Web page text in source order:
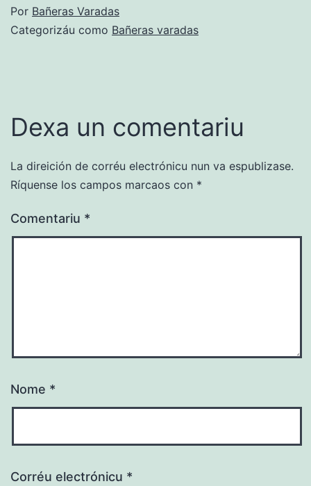
Por Bañeras Varadas
Categorizáu como Bañeras varadas
Dexa un comentariu
La direición de corréu electrónicu nun va espublizase.
Ríquense los campos marcaos con *
Comentariu *
Nome *
Corréu electrónicu *